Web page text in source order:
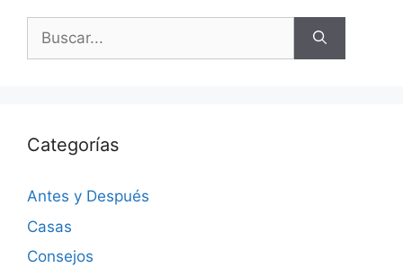
Categorías
Antes y Después
Casas
Consejos